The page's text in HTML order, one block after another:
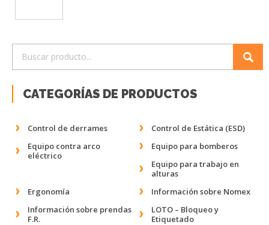
CATEGORÍAS DE PRODUCTOS
Control de derrames
Control de Estática (ESD)
Equipo contra arco
eléctrico
Equipo para bomberos
Equipo para trabajo en
alturas
Ergonomía
Información sobre Nomex
Información sobre prendas
F.R.
LOTO – Bloqueo y
Etiquetado